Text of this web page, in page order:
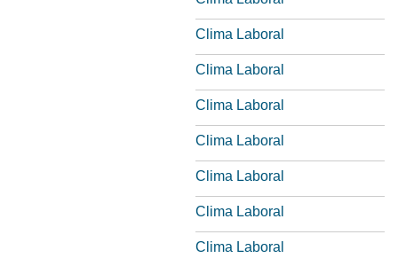
Clima Laboral
Clima Laboral
Clima Laboral
Clima Laboral
Clima Laboral
Clima Laboral
Clima Laboral